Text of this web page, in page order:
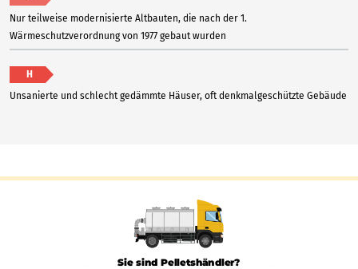
Nur teilweise modernisierte Altbauten, die nach der 1.
Wärmeschutzverordnung von 1977 gebaut wurden
H
Unsanierte und schlecht gedämmte Häuser, oft denkmalgeschützte Gebäude
Sie sind Pelletshändler?